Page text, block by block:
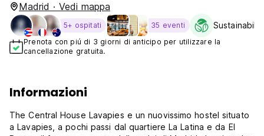
Madrid · Vedi mappa
5+ ospitati 35 eventi
Prenota con piú di 3 giorni di anticipo per utilizzare la
cancellazione gratuita.
Informazioni
The Central House Lavapies e un nuovissimo hostel situato
a Lavapies, a pochi passi dal quartiere La Latina e da El